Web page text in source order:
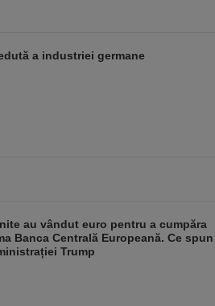
a industriei germane
au vândut euro pentru a cumpăra
Banca Centrală Europeană. Ce spun
Trump